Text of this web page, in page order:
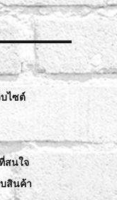
บไซต์
สนใจ
บสินค้า